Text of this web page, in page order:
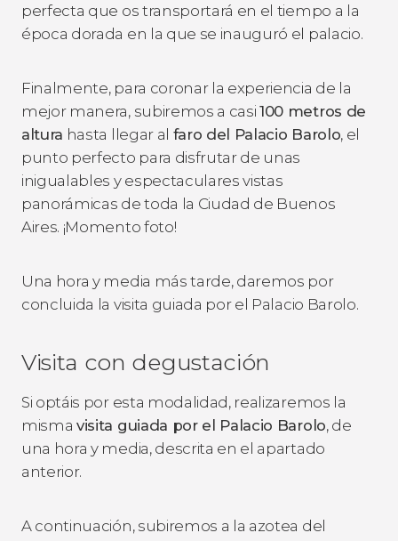
perfecta que os transportará en el tiempo a la
época dorada en la que se inauguró el palacio.
Finalmente, para coronar la experiencia de la
mejor manera, subiremos a casi100 metros de
altura hasta llegar al faro del Palacio Barolo, el
punto perfecto para disfrutar de unas
inigualables y espectaculares vistas
panorámicas de toda la Ciudad de Buenos
Aires. ¡Momento foto!
Una hora y media más tarde, daremos por
concluida la visita guiada por el Palacio Barolo.
Visita con degustación
Si optáis por esta modalidad, realizaremos la
mismavisita guiada por el Palacio Barolo, de
una hora y media, descrita en el apartado
anterior.
A continuación, subiremos a la azotea del